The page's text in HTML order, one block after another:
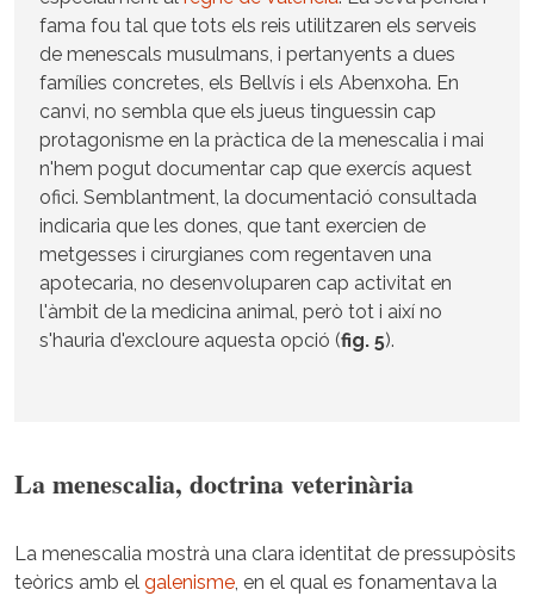
fama fou tal que tots els reis utilitzaren els serveis
de menescals musulmans, i pertanyents a dues
famílies concretes, els Bellvís i els Abenxoha. En
canvi, no sembla que els jueus tinguessin cap
protagonisme en la pràctica de la menescalia i mai
n'hem pogut documentar cap que exercís aquest
ofici. Semblantment, la documentació consultada
indicaria que les dones, que tant exercien de
metgesses i cirurgianes com regentaven una
apotecaria, no desenvoluparen cap activitat en
l'àmbit de la medicina animal, però tot i així no
s'hauria d'excloure aquesta opció (fig. 5).
La menescalia, doctrina veterinària
La menescalia mostrà una clara identitat de pressupòsits
teòrics amb el galenisme, en el qual es fonamentava la